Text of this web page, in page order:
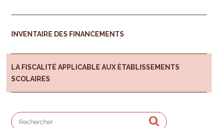
INVENTAIRE DES FINANCEMENTS
LA FISCALITÉ APPLICABLE AUX ÉTABLISSEMENTS
SCOLAIRES